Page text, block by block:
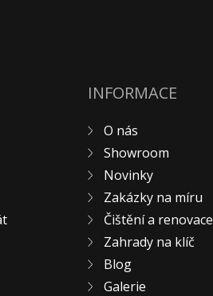
INFORMACE
O nás
Showroom
Novinky
Zakázky na míru
Čištění a renovace
Zahrady na klíč
Blog
Galerie